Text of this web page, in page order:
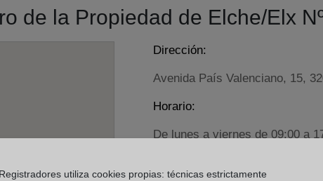
de la Propiedad de Elche/Elx
Dirección:
Avenida País Valenciano, 15,
Horario:
De lunes a viernes de 09:00 a
Agosto: De lunes a viernes de
Los días 24 y 31 de diciembre
utiliza cookies propias: técnicas estrictamente